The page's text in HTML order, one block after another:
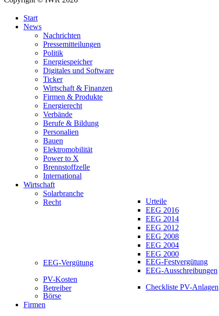
Start
News
Nachrichten
Pressemitteilungen
Politik
Energiespeicher
Digitales und Software
Ticker
Wirtschaft & Finanzen
Firmen & Produkte
Energierecht
Verbände
Berufe & Bildung
Personalien
Bauen
Elektromobilität
Power to X
Brennstoffzelle
International
Wirtschaft
Solarbranche
Recht
Urteile
EEG 2016
EEG 2014
EEG 2012
EEG 2008
EEG 2004
EEG 2000
EEG-Vergütung
EEG-Festvergütung
EEG-Ausschreibungen
PV-Kosten
Betreiber
Checkliste PV-Anlagen
Börse
Firmen